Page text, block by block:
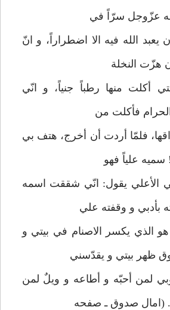
عزّوجل سرّاً في
الله فيه الا اضطراراً، و انّ
هزّت النخلة
حتي أکلت منها رطباً جنياً، و انّي
فأکلت من
فلمّا أردت أن أخرج، هتف بي
علياً فهو
الأعلي يقول: انّي شققت اسمه
بأدبي و وقفته علي
الذي يکسر الاصنام في بيتي و
ظهر بيتي و يقدّسني
لمن أحبّه و أطاعه و ويلٌ لمن
(امال صدوق ـ صفحه